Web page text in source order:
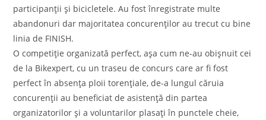
participanții și bicicletele. Au fost înregistrate multe
abandonuri dar majoritatea concurenților au trecut cu bine
linia de FINISH.
O competiție organizată perfect, așa cum ne-au obișnuit cei
de la Bikexpert, cu un traseu de concurs care ar fi fost
perfect în absența ploii torențiale, de-a lungul căruia
concurenții au beneficiat de asistență din partea
organizatorilor și a voluntarilor plasați în punctele cheie,